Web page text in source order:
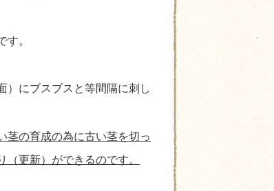
。
）にブスブスと等間隔に刺し
茎の育成の為に古い茎を切っ
更新）ができるのです。